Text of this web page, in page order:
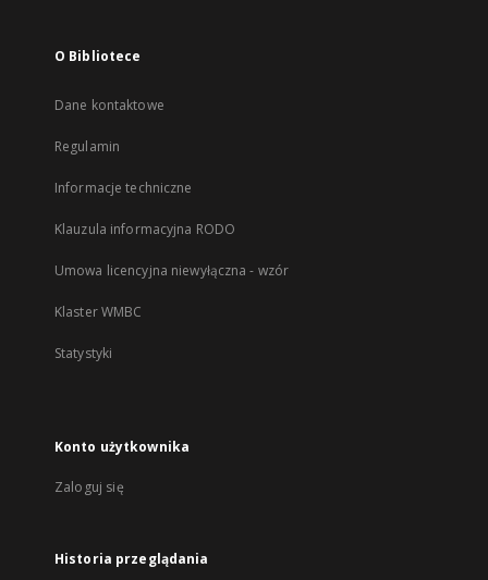
O Bibliotece
Dane kontaktowe
Regulamin
Informacje techniczne
Klauzula informacyjna RODO
Umowa licencyjna niewyłączna - wzór
Klaster WMBC
Statystyki
Konto użytkownika
Zaloguj się
Historia przeglądania